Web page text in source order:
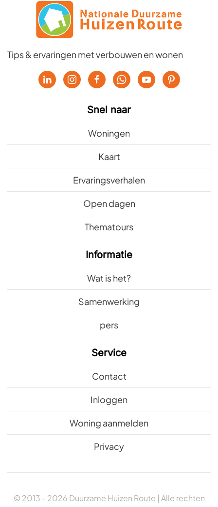
Tips & ervaringen met verbouwen en wonen
Snel naar
Woningen
Kaart
Ervaringsverhalen
Open dagen
Thematours
Informatie
Wat is het?
Samenwerking
pers
Service
Contact
Inloggen
Woning aanmelden
Privacy
© 2013 - 2026 Duurzame Huizen Route | Alle rechten